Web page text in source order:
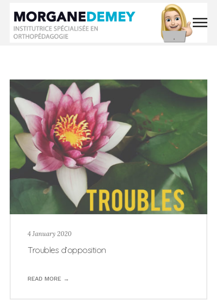
4 January 2020
Troubles d’opposition
READ MORE